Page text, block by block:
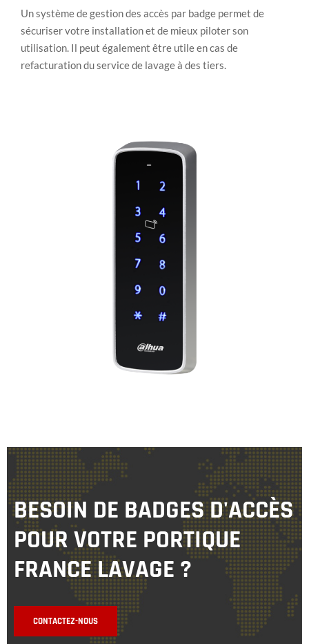
Un système de gestion des accès par badge permet de
sécuriser votre installation et de mieux piloter son
utilisation. Il peut également être utile en cas de
refacturation du service de lavage à des tiers.
BESOIN DE BADGES D'ACCÈS
POUR VOTRE PORTIQUE
FRANCE LAVAGE ?
CONTACTEZ-NOUS